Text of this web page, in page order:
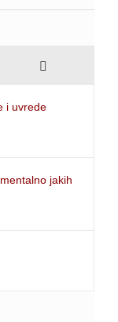
i uvrede
jakih